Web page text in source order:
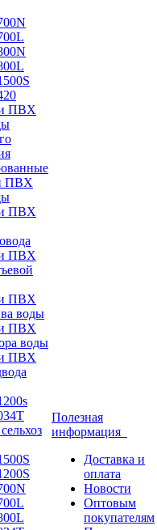
ПВХ
ПВХ
ПВХ
ПВХ
ПВХ
воды
ПВХ
воды
ПВХ
Полезная
информация
Доставка и
оплата
Новости
Оптовым
покупателям